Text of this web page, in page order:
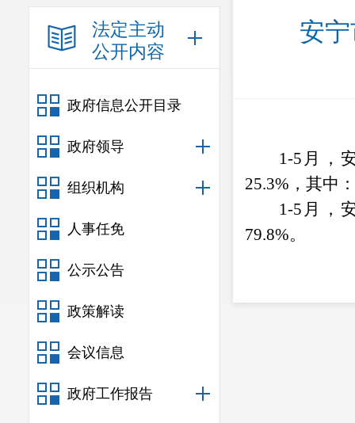
法定主动
公开内容
政府信息公开目录
政府领导
组织机构
人事任免
公示公告
政策解读
会议信息
政府工作报告
安
1-5 月，
25.3% ，其中
1-5 月，
79.8%。